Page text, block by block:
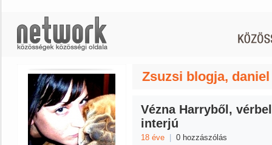
Zsuzsi blogja,
Vézna Harryből,
interjú
18 éve 0 hozzászólás